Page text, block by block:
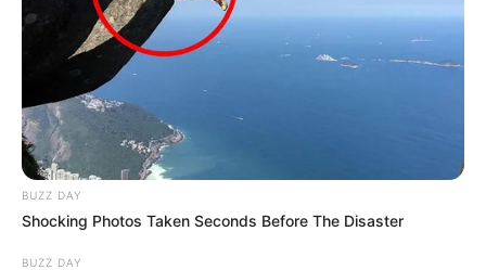
BUZZ DAY
Shocking Photos Taken Seconds Before The Disaster
BUZZ DAY